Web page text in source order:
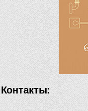
Контакты: